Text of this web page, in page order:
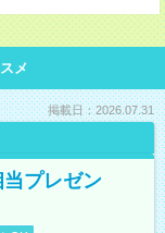
メ
掲載日：2026.07.31
プレゼン